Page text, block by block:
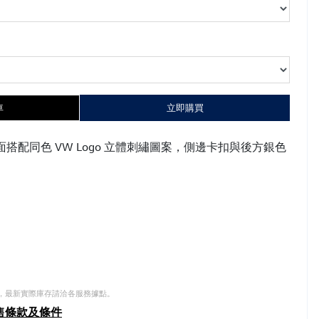
立即購買
搭配同色 VW Logo 立體刺繡圖案，側邊卡扣與後方銀色
新實際庫存請洽各服務據點。
條款及條件